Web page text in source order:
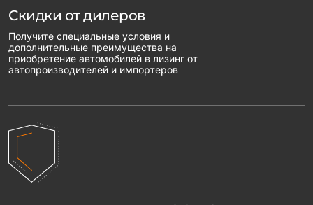
Скидки от дилеров
Получите специальные условия и
дополнительные преимущества на
приобретение автомобилей в лизинг от
автопроизводителей и импортеров